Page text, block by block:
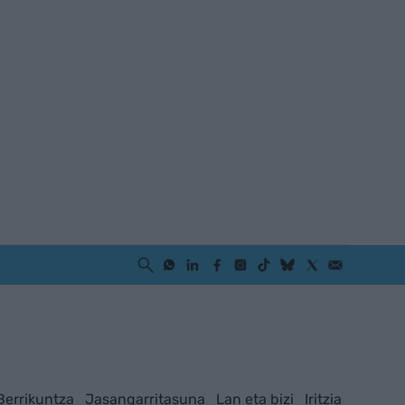
Jasangarritasuna Lan eta bizi Iritzia